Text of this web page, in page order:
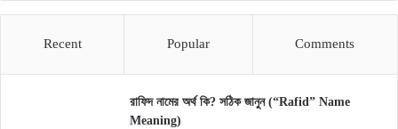
Recent Popular Comments
রাফিদ নামের অর্থ কি? সঠিক জানুন (“Rafid” Name
Meaning)